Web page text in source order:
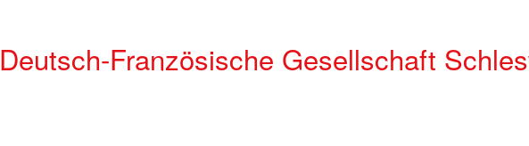
Deutsch-Französische Gesellschaft